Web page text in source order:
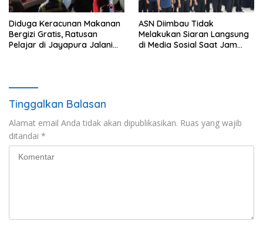
Diduga Keracunan Makanan
Bergizi Gratis, Ratusan
Pelajar di Jayapura Jalani
ASN Diimbau Tidak
Melakukan Siaran Langsung
di Media Sosial Saat Jam
Tinggalkan Balasan
Alamat email Anda tidak akan dipublikasikan. Ruas yang wajib
ditandai *